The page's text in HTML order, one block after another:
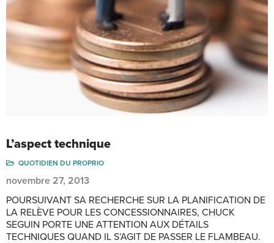
L’aspect technique
QUOTIDIEN DU PROPRIO
novembre 27, 2013
POURSUIVANT SA RECHERCHE SUR LA PLANIFICATION DE
LA RELÈVE POUR LES CONCESSIONNAIRES, CHUCK
SEGUIN PORTE UNE ATTENTION AUX DÉTAILS
TECHNIQUES QUAND IL S’AGIT DE PASSER LE FLAMBEAU.